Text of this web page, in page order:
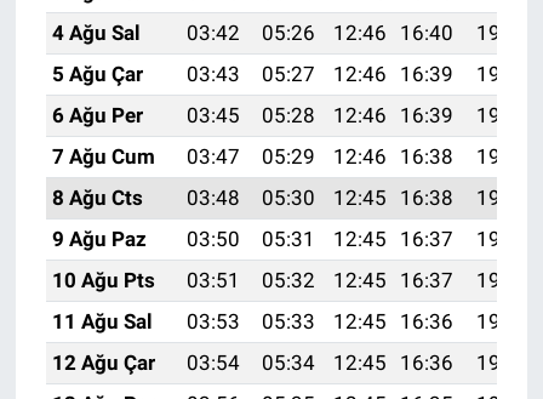
4 Ağu Sal
03:42 05:26 12:46 16:40
19:56
5 Ağu Çar
03:43 05:27 12:46 16:39
19:55
6 Ağu Per
03:45 05:28 12:46 16:39
19:54
7 Ağu Cum
03:47 05:29 12:46 16:38
19:53
8 Ağu Cts
03:48 05:30 12:45 16:38
19:51
9 Ağu Paz
03:50 05:31 12:45 16:37
19:50
10 Ağu Pts
03:51 05:32 12:45 16:37
19:49
11 Ağu Sal
03:53 05:33 12:45 16:36
19:47
12 Ağu Çar
03:54 05:34 12:45 16:36
19:46